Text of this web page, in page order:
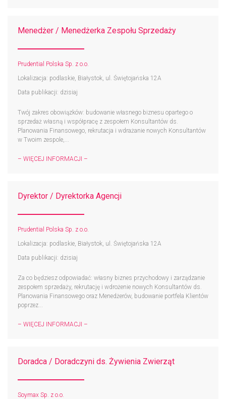
Menedżer / Menedżerka Zespołu Sprzedaży
Prudential Polska Sp. z o.o.
Lokalizacja: podlaskie, Białystok, ul. Świętojańska 12A
Data publikacji: dzisiaj
Twój zakres obowiązków: budowanie własnego biznesu opartego o
sprzedaż własną i współpracę z zespołem Konsultantów ds.
Planowania Finansowego, rekrutacja i wdrażanie nowych Konsultantów
w Twoim zespole,...
– WIĘCEJ INFORMACJI –
Dyrektor / Dyrektorka Agencji
Prudential Polska Sp. z o.o.
Lokalizacja: podlaskie, Białystok, ul. Świętojańska 12A
Data publikacji: dzisiaj
Za co będziesz odpowiadać: własny biznes przychodowy i zarządzanie
zespołem sprzedaży, rekrutację i wdrożenie nowych Konsultantów ds.
Planowania Finansowego oraz Menedżerów, budowanie portfela Klientów
poprzez...
– WIĘCEJ INFORMACJI –
Doradca / Doradczyni ds. Żywienia Zwierząt
Soymax Sp. z o.o.